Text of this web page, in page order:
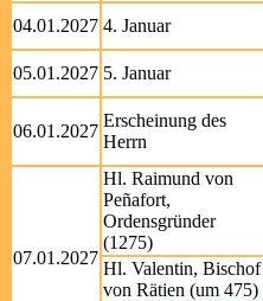
04.01.2027 4. Januar
05.01.2027 5. Januar
06.01.2027
Erscheinung des
Herrn
07.01.2027
Hl. Raimund von
Peñafort,
Ordensgründer
(1275)
Hl. Valentin, Bischof
von Rätien (um 475)